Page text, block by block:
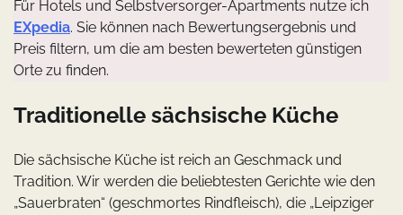
Für Hotels und Selbstversorger-Apartments nutze ich
EXpedia. Sie können nach Bewertungsergebnis und
Preis filtern, um die am besten bewerteten günstigen
Orte zu finden.
Traditionelle sächsische Küche
Die sächsische Küche ist reich an Geschmack und
Tradition. Wir werden die beliebtesten Gerichte wie den
„Sauerbraten“ (geschmortes Rindfleisch), die „Leipziger